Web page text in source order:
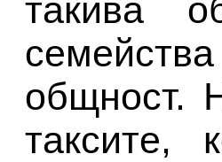
такива
общност.
таксите,